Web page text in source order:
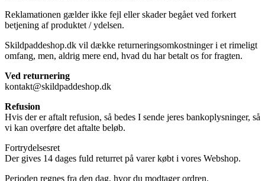
Reklamationen gælder ikke fejl eller skader begået ved forkert
betjening af produktet / ydelsen.
Skildpaddeshop.dk vil dække returneringsomkostninger i et rimeligt
omfang, men, aldrig mere end, hvad du har betalt os for fragten.
Ved returnering
kontakt@skildpaddeshop.dk
Refusion
Hvis der er aftalt refusion, så bedes I sende jeres bankoplysninger, så
vi kan overføre det aftalte beløb.
Fortrydelsesret
Der gives 14 dages fuld returret på varer købt i vores Webshop.
Perioden regnes fra den dag, hvor du modtager ordren.